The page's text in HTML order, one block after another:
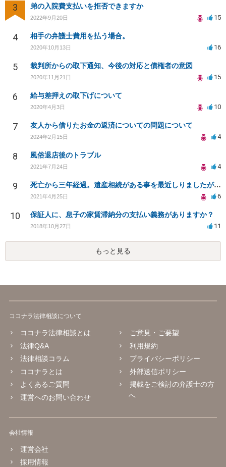
3 弟の入院費支払いを拒否できますか
2022年9月20日 15
4 相手の弁護士費用を払う場合。
2020年10月13日 16
5 裁判所からの取下通知、今後の対応と債権者の意図
2020年11月21日 15
6 給与差押えの取下げについて
2020年4月3日 10
7 友人から借りたお金の返済についての問題について
2024年2月15日 4
8 風俗退店後のトラブル
2021年7月24日 4
9 死亡から三年経過。遺産相続がある事を最近しりましたが放棄できますでしょうか？
2021年4月25日 6
10 保証人に、息子の家賃滞納分の支払い義務がありますか？
2018年10月27日 11
もっと見る
ココナラ法律相談について
ココナラ法律相談とは
法律Q&A
法律相談コラム
ココナラとは
よくあるご質問
運営へのお問い合わせ
ご意見・ご要望
利用規約
プライバシーポリシー
外部送信ポリシー
掲載をご検討の弁護士の方
へ
会社情報
運営会社
採用情報